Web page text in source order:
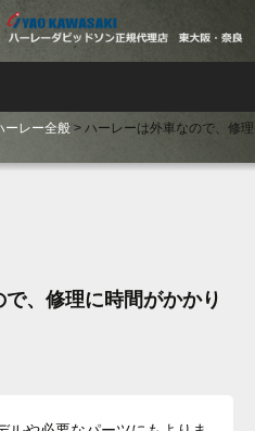
ーレー全般 > ハーレーは外車なので、修理
、修理に時間がかかり